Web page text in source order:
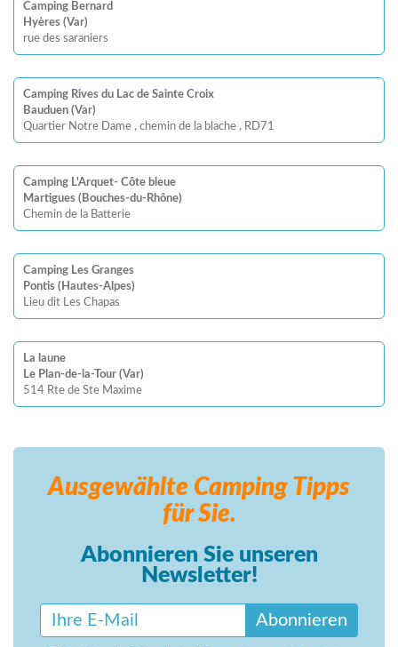
Camping Bernard
Hyères (Var)
rue des saraniers
Camping Rives du Lac de Sainte Croix
Bauduen (Var)
Quartier Notre Dame , chemin de la blache , RD71
Camping L'Arquet- Côte bleue
Martigues (Bouches-du-Rhône)
Chemin de la Batterie
Camping Les Granges
Pontis (Hautes-Alpes)
Lieu dit Les Chapas
La laune
Le Plan-de-la-Tour (Var)
514 Rte de Ste Maxime
Ausgewählte Camping Tipps
für Sie.
Abonnieren Sie unseren
Newsletter!
Abonnieren